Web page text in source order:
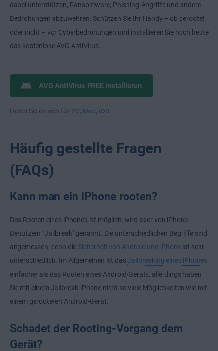
dabei unterstützen, Ransomware, Phishing-Angriffe und andere
Bedrohungen abzuwehren. Schützen Sie Ihr Handy – ob gerootet
oder nicht – vor Cyberbedrohungen und installieren Sie noch heute
das kostenlose AVG AntiVirus.
AVG AntiVirus FREE installieren
Holen Sie es sich für PC Mac iOS
Häufig gestellte Fragen
(FAQs)
Kann man ein iPhone rooten?
Das Rooten eines iPhones ist möglich, wird aber von iPhone-
Benutzern "Jailbreak" genannt. Die unterschiedlichen Begriffe sind
angemessen, denn die Sicherheit von Android und iPhone ist sehr
unterschiedlich. Im Allgemeinen ist das Jailbreaking eines iPhones
einfacher als das Rooten eines Android-Geräts, allerdings haben
Sie mit einem Jailbreak-iPhone nicht so viele Möglichkeiten wie mit
einem gerooteten Android-Gerät.
Schadet der Rooting-Vorgang dem
Gerät?